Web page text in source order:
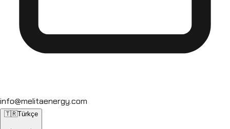
info@melitaenergy.com
🇹🇷Türkçe